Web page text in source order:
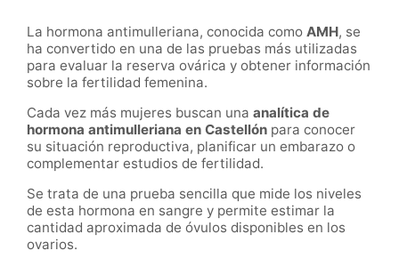
La hormona antimulleriana, conocida como AMH, se
ha convertido en una de las pruebas más utilizadas
para evaluar la reserva ovárica y obtener información
sobre la fertilidad femenina.
Cada vez más mujeres buscan una analítica de
hormona antimulleriana en Castellón para conocer
su situación reproductiva, planificar un embarazo o
complementar estudios de fertilidad.
Se trata de una prueba sencilla que mide los niveles
de esta hormona en sangre y permite estimar la
cantidad aproximada de óvulos disponibles en los
ovarios.